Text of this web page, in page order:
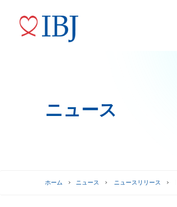
婚活サービス
代表メッセージ
ニュースリリース
株式情報
株主総会情報
トップコミットメント
ニュース
ホーム ニュース ニュースリリース